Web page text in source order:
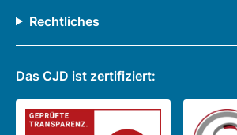
Rechtliches
Das CJD ist zertifiziert: